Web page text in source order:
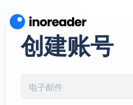
创建账号